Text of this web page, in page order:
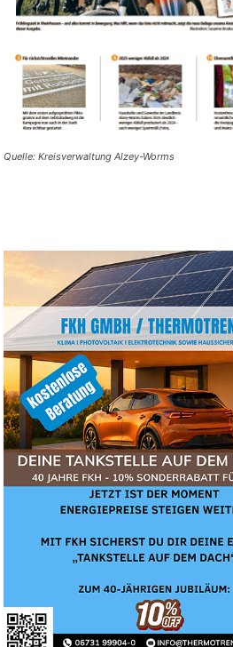
Quelle: Kreisverwaltung Alzey-Worms